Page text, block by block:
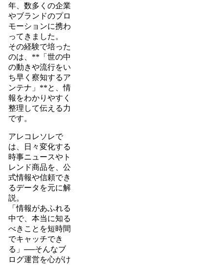
年、数多くの企業
やブランドのプロ
モーションに携わ
ってきました。
その経験で培った
のは、**「世の中
の動きや流行をい
ち早く察知するア
ンテナ」**と、情
報をわかりやすく
整理して伝える力
です。
アレコレソレで
は、日々変化する
時事ニュースやト
レンド商品を、公
式情報や信頼でき
るデータを元に解
説。
「情報があふれる
中で、本当に知る
べきことを短時間
でキャッチでき
る」──そんなブ
ログ運営を心がけ